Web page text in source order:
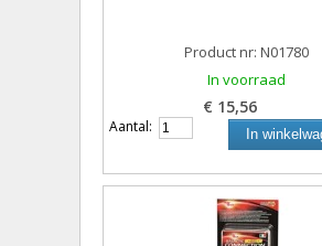
Product nr: N01780
In voorraad
€ 15,56
Aantal: In